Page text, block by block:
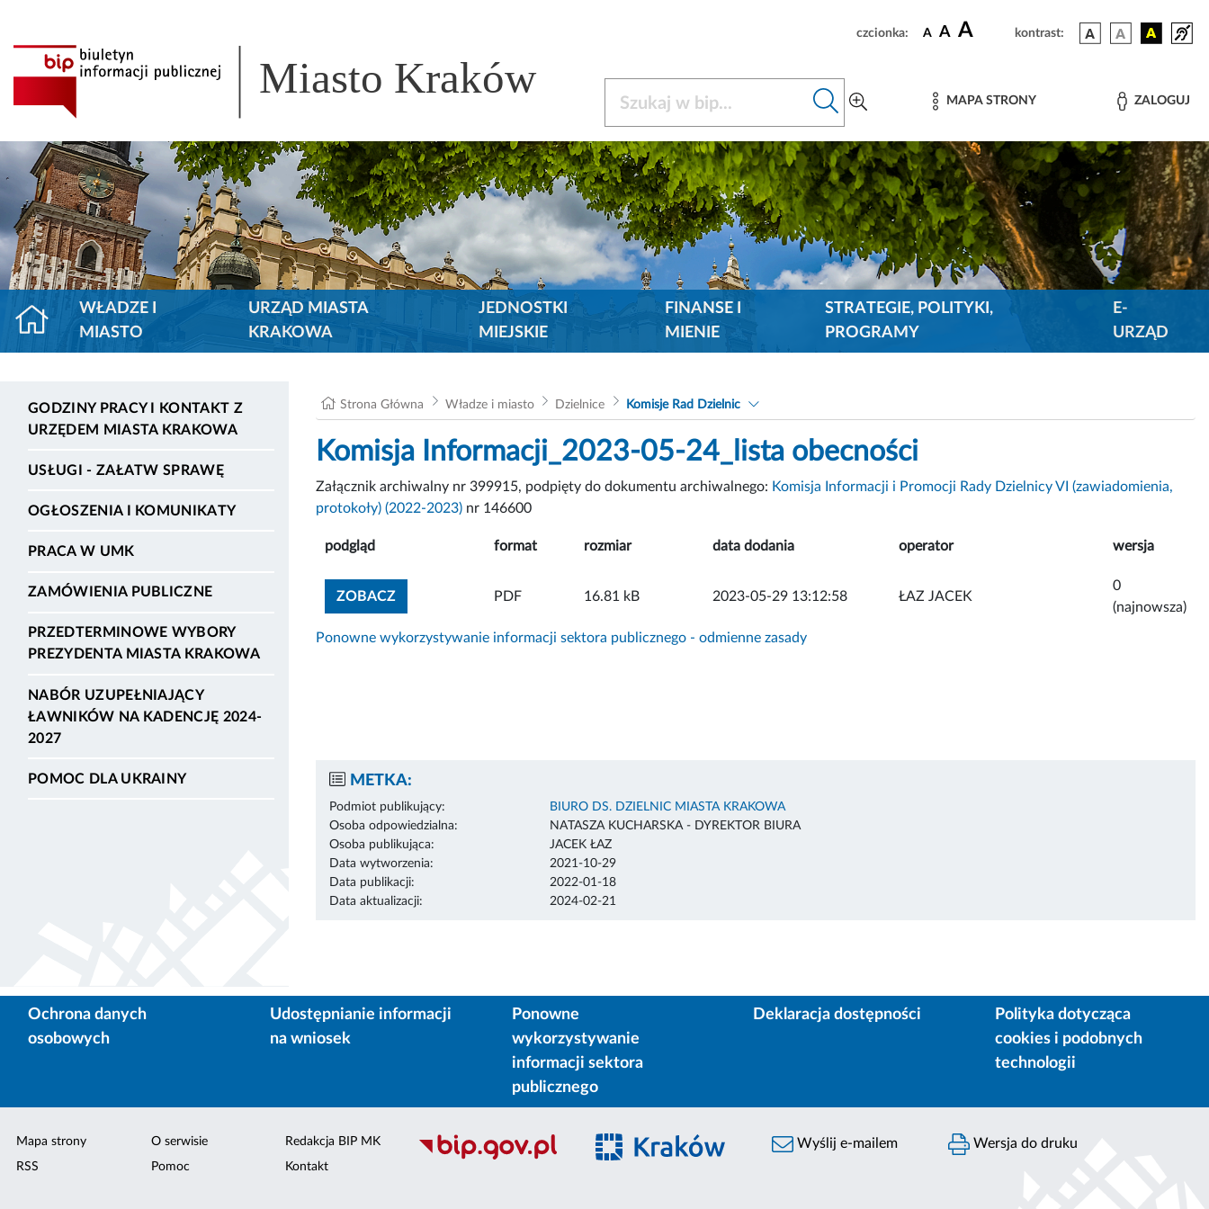
czcionka: A A A kontrast:
Miasto Kraków MAPA STRONY ZALOGUJ
WŁADZE I
MIASTO
URZĄD MIASTA
KRAKOWA
JEDNOSTKI
MIEJSKIE
FINANSE I
MIENIE
STRATEGIE, POLITYKI,
PROGRAMY
E-
URZĄD
GODZINY PRACY I KONTAKT Z
URZĘDEM MIASTA KRAKOWA
USŁUGI - ZAŁATW SPRAWĘ
OGŁOSZENIA I KOMUNIKATY
PRACA W UMK
ZAMÓWIENIA PUBLICZNE
PRZEDTERMINOWE WYBORY
PREZYDENTA MIASTA KRAKOWA
NABÓR UZUPEŁNIAJĄCY
ŁAWNIKÓW NA KADENCJĘ 2024-
2027
POMOC DLA UKRAINY
Strona Główna Władze i miasto Dzielnice Komisje Rad Dzielnic
Komisja Informacji_2023-05-24_lista obecności
Załącznik archiwalny nr 399915, podpięty do dokumentu archiwalnego: Komisja Informacji i Promocji Rady Dzielnicy VI (zawiadomienia,
protokoły) (2022-2023) nr 146600
podgląd format rozmiar data dodania operator wersja
ZOBACZZOBACZ ZAŁĄCZNIK
PDF 16.81 kB 2023-05-29 13:12:58 ŁAZ JACEK
0
(najnowsza)
Ponowne wykorzystywanie informacji sektora publicznego - odmienne zasady
METKA:
Podmiot publikujący:
BIURO DS. DZIELNIC MIASTA KRAKOWA
Osoba odpowiedzialna:
NATASZA KUCHARSKA - DYREKTOR BIURA
Osoba publikująca:
JACEK ŁAZ
Data wytworzenia:
2021-10-29
Data publikacji:
2022-01-18
Data aktualizacji:
2024-02-21
Ochrona danych
osobowych
Udostępnianie informacji
na wniosek
Ponowne
wykorzystywanie
informacji sektora
publicznego
Deklaracja dostępności
Polityka dotycząca
cookies i podobnych
technologii
Mapa strony
RSS
O serwisie
Pomoc
Redakcja BIP MK
Kontakt
Wyślij e-mailem Wersja do druku